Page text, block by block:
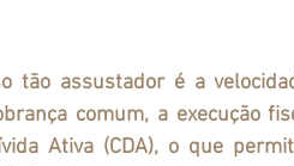
tão assustador é a
comum, a execução
Ativa (CDA), o que